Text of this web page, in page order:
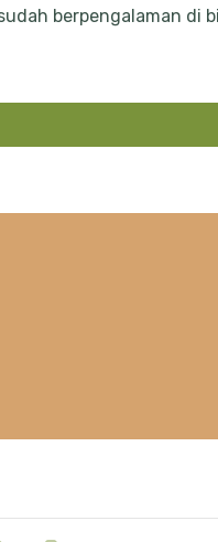
berpengalaman di